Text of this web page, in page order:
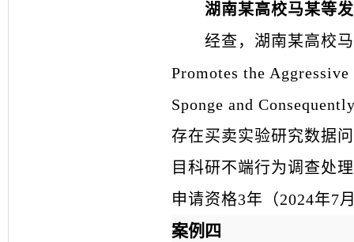
湖南某高校马某等
经查，湖南某高校
Promotes the
Sponge and
存在买卖实验研究数据
目科研不端行为调查处
申请资格3年（2024年7
案例四